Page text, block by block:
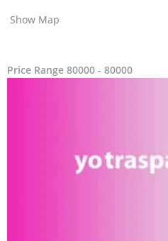
Show Map
Price Range 80000 - 80000